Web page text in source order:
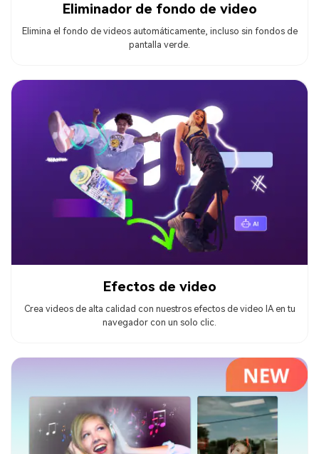
Eliminador de fondo de video
Elimina el fondo de videos automáticamente, incluso sin fondos de
pantalla verde.
Efectos de video
Crea videos de alta calidad con nuestros efectos de video IA en tu
navegador con un solo clic.